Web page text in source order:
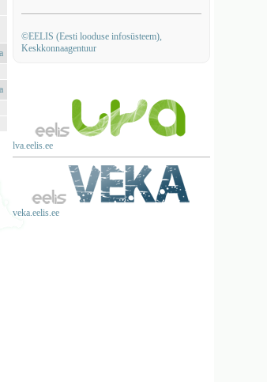
©EELIS (Eesti looduse infosüsteem),
Keskkonnaagentuur
lva.eelis.ee
veka.eelis.ee